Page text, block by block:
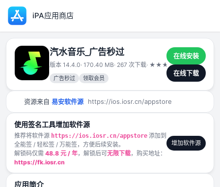
iPA应用商店
汽水音乐_广告秒过
版本 14.4.0· 170.40 MB· 267 次下载· ★ ★ ★ ★★
2025-06-
广告秒过
领取会员
在线安装
在线下载
资源来自 易安软件源 https://ios.iosr.cn/appstore
使用签名工具增加软件源
推荐将软件源 https://ios.iosr.cn/appstore 添加到
全能签 / 轻松签 / 万能签，方便后续安装。
解锁码仅需 48.8 元 / 年，解锁后可无限下载，购买地址：
https://fk.iosr.cn
增加软件源
应用简介